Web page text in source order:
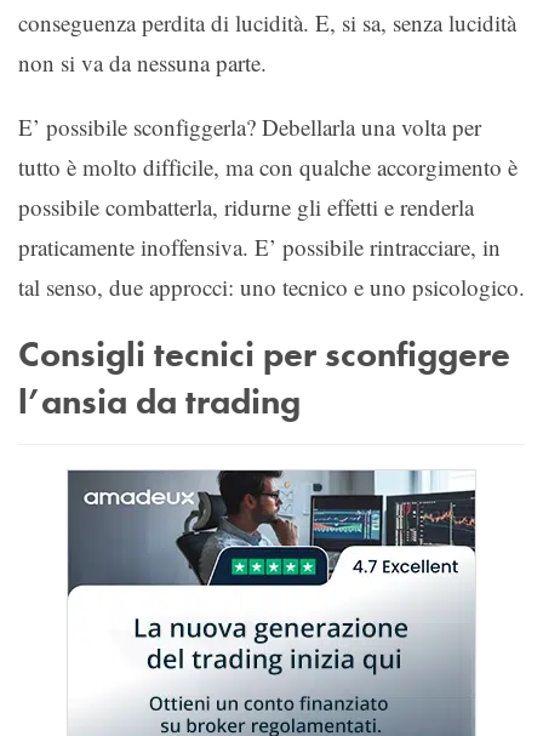
conseguenza perdita di lucidità. E, si sa, senza lucidità
non si va da nessuna parte.
E’ possibile sconfiggerla? Debellarla una volta per
tutto è molto difficile, ma con qualche accorgimento è
possibile combatterla, ridurne gli effetti e renderla
praticamente inoffensiva. E’ possibile rintracciare, in
tal senso, due approcci: uno tecnico e uno psicologico.
Consigli tecnici per sconfiggere
l’ansia da trading